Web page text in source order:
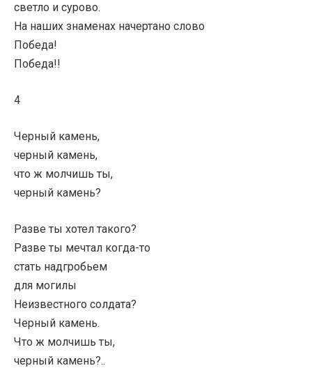
светло и сурово.
На наших знаменах начертано слово
Победа!
Победа!!
4
Черный камень,
черный камень,
что ж молчишь ты,
черный камень?
Разве ты хотел такого?
Разве ты мечтал когда-то
стать надгробьем
для могилы
Неизвестного солдата?
Черный камень.
Что ж молчишь ты,
черный камень?..